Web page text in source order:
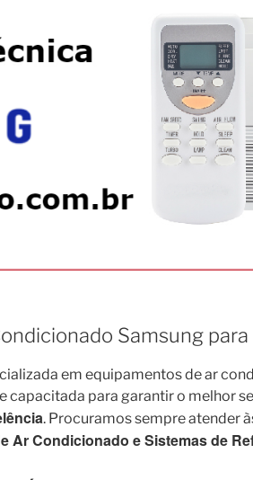
Samsung para
em equipamentos de ar
para garantir o melhor
. Procuramos sempre atender
Ar Condicionado e Sistemas de